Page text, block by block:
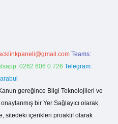
Teams:
0262 606 0 726 Telegram:
gereğince Bilgi Teknolojileri ve
bir Yer Sağlayıcı olarak
sitedeki içerikleri proaktif olarak